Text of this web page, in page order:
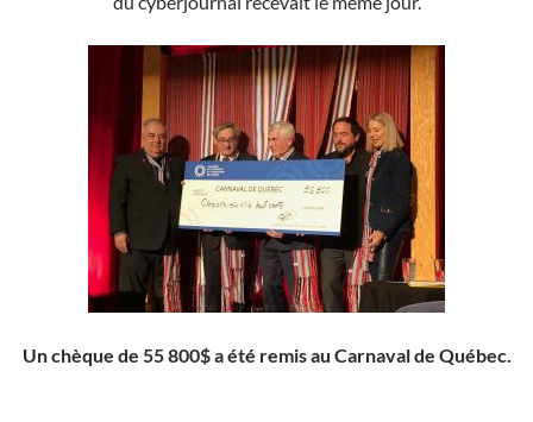
Un chèque de 55 800$ a été remis au Carnaval de Québec.